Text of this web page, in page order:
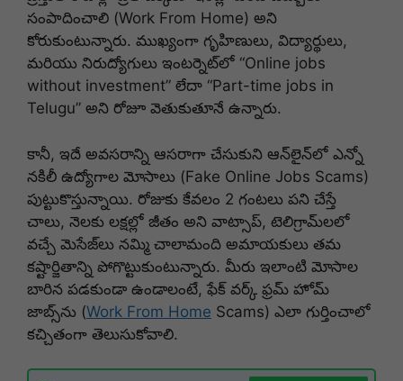
సంపాదించాలి (Work From Home) అని
కోరుకుంటున్నారు. ముఖ్యంగా గృహిణులు, విద్యార్థులు,
మరియు నిరుద్యోగులు ఇంటర్నెట్‌లో “Online jobs
without investment” లేదా “Part-time jobs in
Telugu” అని రోజూ వెతుకుతూనే ఉన్నారు.
కానీ, ఇదే అవసరాన్ని ఆసరాగా చేసుకుని ఆన్‌లైన్‌లో ఎన్నో
నకిలీ ఉద్యోగాల మోసాలు (Fake Online Jobs Scams)
పుట్టుకొస్తున్నాయి. రోజుకు కేవలం 2 గంటలు పని చేస్తే
చాలు, నెలకు లక్షల్లో జీతం అని వాట్సాప్, టెలిగ్రామ్‌లలో
వచ్చే మెసేజ్‌లు నమ్మి చాలామంది అమాయకులు తమ
కష్టార్జితాన్ని పోగొట్టుకుంటున్నారు. మీరు ఇలాంటి మోసాల
బారిన పడకుండా ఉండాలంటే, ఫేక్ వర్క్ ఫ్రమ్ హోమ్
జాబ్స్‌ను (Work From Home Scams) ఎలా గుర్తించాలో
కచ్చితంగా తెలుసుకోవాలి.